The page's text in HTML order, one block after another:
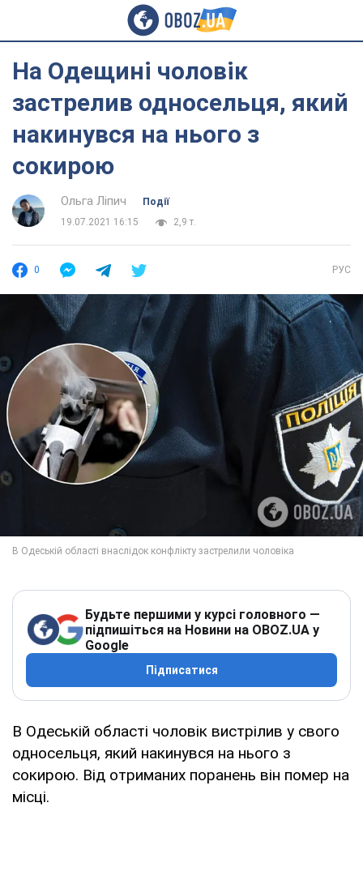
На Одещині чоловік
застрелив односельця, який
накинувся на нього з
сокирою
Ольга Ліпич
Події
19.07.2021 16:15
2,9 т.
0 РУС
Будьте першими у курсі головного —
підпишіться на Новини на OBOZ.UA у
Google
Підписатися
В Одеській області чоловік вистрілив у свого
односельця, який накинувся на нього з
сокирою. Від отриманих поранень він помер на
місці.